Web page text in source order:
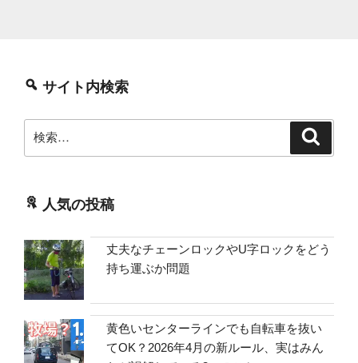
サイト内検索
索:
人気の投稿
丈夫なチェーンロックやU字ロックをどう
持ち運ぶか問題
黄色いセンターラインでも自転車を抜い
てOK？2026年4月の新ルール、実はみん